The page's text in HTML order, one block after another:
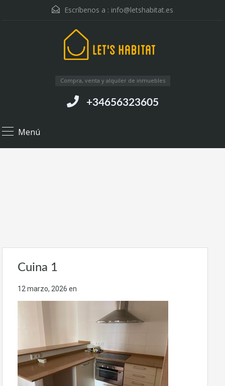
Escríbenos a : info@letshabitat.es
Compra, venta y alquiler de inmuebles
+34656323605
Menú
Cuina 1
12 marzo, 2026 en